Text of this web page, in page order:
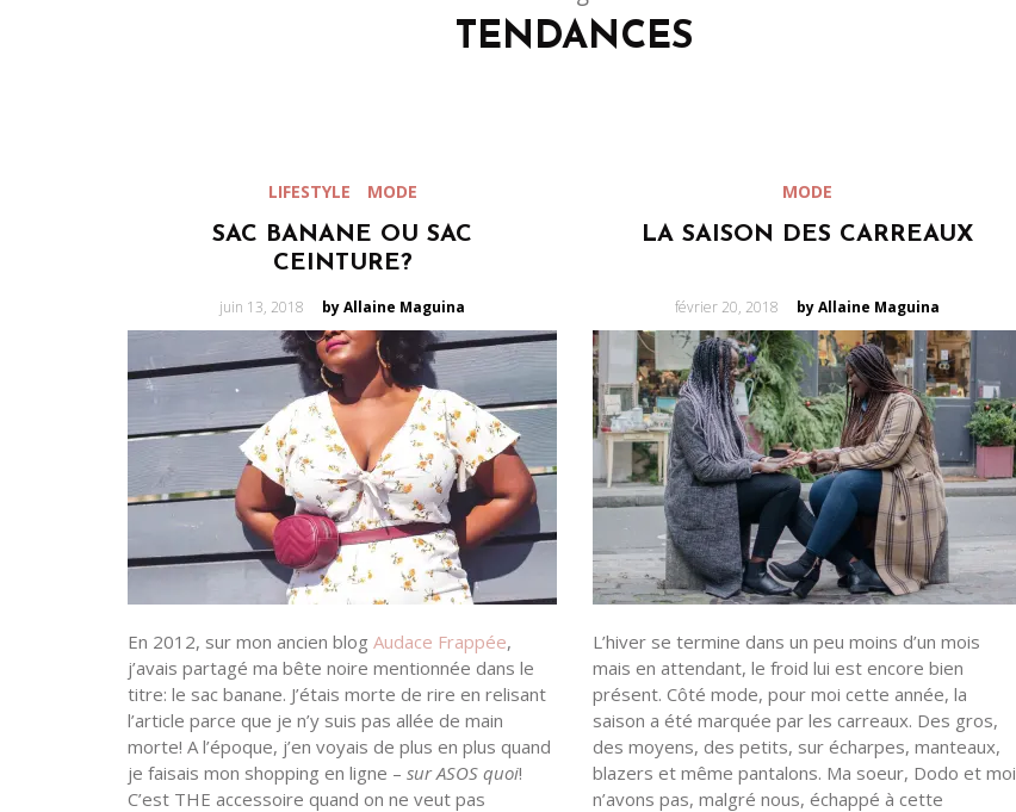
TENDANCES
LIFESTYLE MODE
SAC BANANE OU SAC
CEINTURE?
Posted
on
juin 13, 2018 by Allaine Maguina
En 2012, sur mon ancien blog Audace Frappée,
j’avais partagé ma bête noire mentionnée dans le
titre: le sac banane. J’étais morte de rire en relisant
l’article parce que je n’y suis pas allée de main
morte! A l’époque, j’en voyais de plus en plus quand
je faisais mon shopping en ligne – sur ASOS quoi!
C’est THE accessoire quand on ne veut pas
MODE
LA SAISON DES CARREAUX
Posted
février 20, 2018 by Allaine Maguina
L’hiver se termine dans un peu moins d’un mois
mais en attendant, le froid lui est encore bien
présent. Côté mode, pour moi cette année, la
saison a été marquée par les carreaux. Des gros,
des moyens, des petits, sur écharpes, manteaux,
blazers et même pantalons. Ma soeur, Dodo et moi
n’avons pas, malgré nous, échappé à cette